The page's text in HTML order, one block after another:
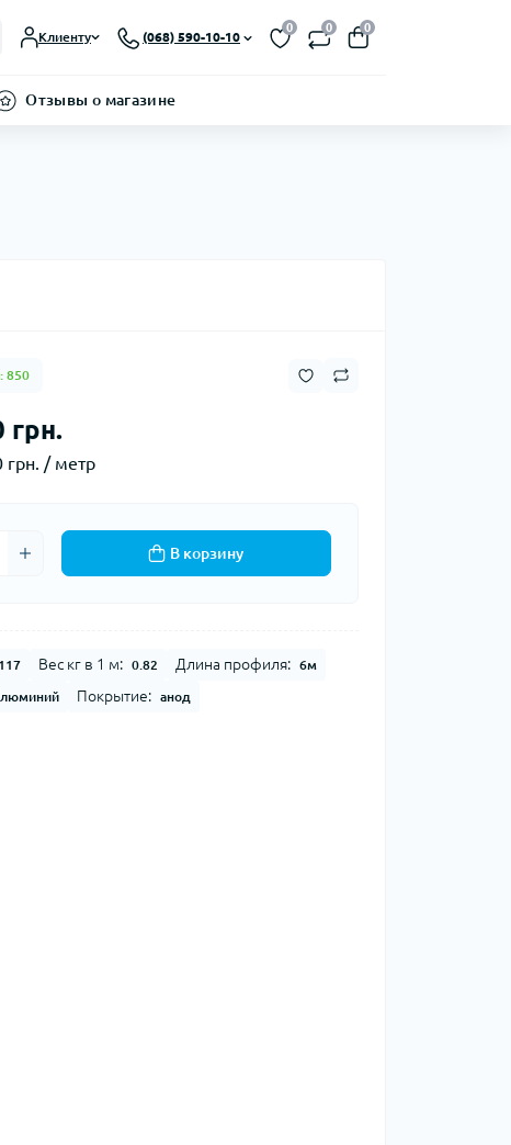
Клиенту (068) 590-10-10
0 0 0
Отзывы о магазине
850
грн.
грн. / метр
В корзину
Вес кг в 1 м: 0.82 Длина профиля: 6м
Покрытие: анод